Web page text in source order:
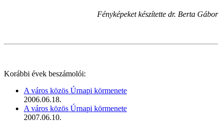
Fényképeket készítette dr. Berta Gábor
Korábbi évek beszámolói:
A város közös Úrnapi körmenete
2006.06.18.
A város közös Úrnapi körmenete
2007.06.10.